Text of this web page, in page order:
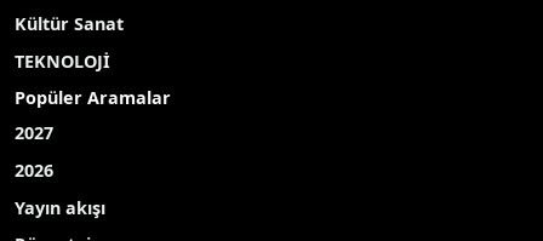
Kültür Sanat
TEKNOLOJİ
Popüler Aramalar
2027
2026
Yayın akışı